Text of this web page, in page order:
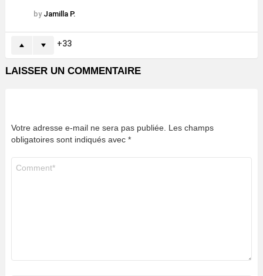
by Jamilla P.
33
LAISSER UN COMMENTAIRE
Votre adresse e-mail ne sera pas publiée. Les champs
obligatoires sont indiqués avec *